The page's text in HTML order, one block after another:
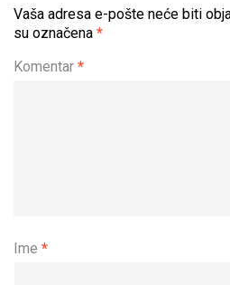
Vaša adresa e-pošte neće biti
su označena *
Komentar *
Ime *